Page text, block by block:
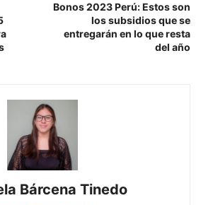
Bonos 2023 Perú: Estos son
los subsidios que se
entregarán en lo que resta
del año
Bárcena Tinedo